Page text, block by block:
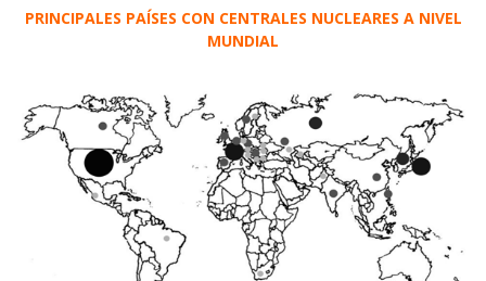
PRINCIPALES PAÍSES CON CENTRALES NUCLEARES A NIVEL
MUNDIAL